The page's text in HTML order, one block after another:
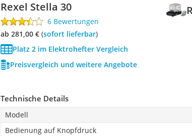
Rexel Stella 30
6 Bewertungen
ab 281,00 €( Sofort lieferbar)
Platz 2 im Elektrohefter Vergleich
Preisvergleich und weitere Angebote
Technische Details
Modell
Bedienung auf Knopfdruck